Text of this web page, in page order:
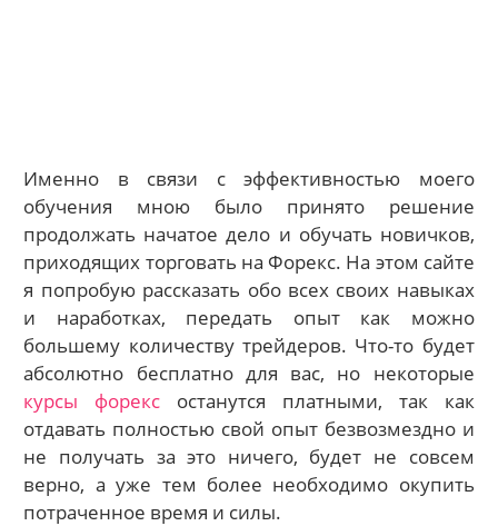
Именно в связи с эффективностью моего
обучения мною было принято решение
продолжать начатое дело и обучать новичков,
приходящих торговать на Форекс. На этом сайте
я попробую рассказать обо всех своих навыках
и наработках, передать опыт как можно
большему количеству трейдеров. Что-то будет
абсолютно бесплатно для вас, но некоторые
курсы форекс останутся платными, так как
отдавать полностью свой опыт безвозмездно и
не получать за это ничего, будет не совсем
верно, а уже тем более необходимо окупить
потраченное время и силы.